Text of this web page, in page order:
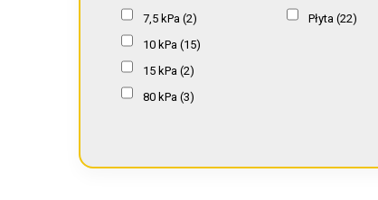
18 cm(10)
7,5 kPa (2)
10 kPa (15)
15 kPa (2)
80 kPa (3)
Płyta (22)